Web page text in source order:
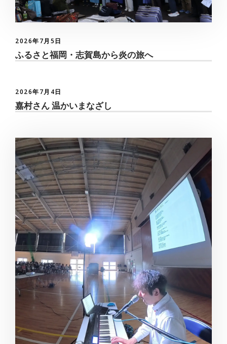
2026年7月5日
ふるさと福岡・志賀島から炎の旅へ
2026年7月4日
嘉村さん 温かいまなざし